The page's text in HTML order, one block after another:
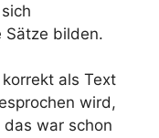
Sätze bilden.
als Text
wird,
das war schon